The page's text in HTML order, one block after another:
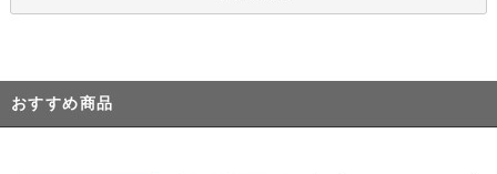
おすすめ商品